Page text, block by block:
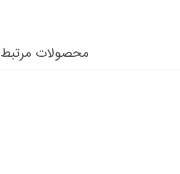
محصولات مرتبط